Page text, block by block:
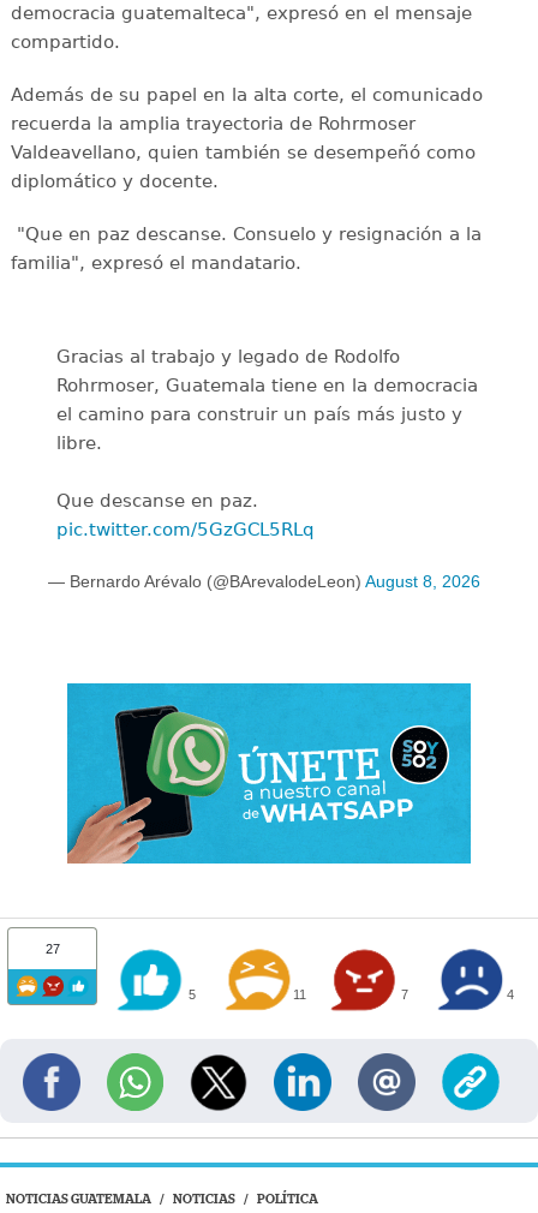
democracia guatemalteca", expresó en el mensaje
compartido.
Además de su papel en la alta corte, el comunicado
recuerda la amplia trayectoria de Rohrmoser
Valdeavellano, quien también se desempeñó como
diplomático y docente.
"Que en paz descanse. Consuelo y resignación a la
familia", expresó el mandatario.
Gracias al trabajo y legado de Rodolfo
Rohrmoser, Guatemala tiene en la democracia
el camino para construir un país más justo y
libre.
Que descanse en paz.
pic.twitter.com/5GzGCL5RLq
— Bernardo Arévalo (@BArevalodeLeon) August 8, 2026
27
5 11 7 4
NOTICIAS GUATEMALA / NOTICIAS / POLÍTICA